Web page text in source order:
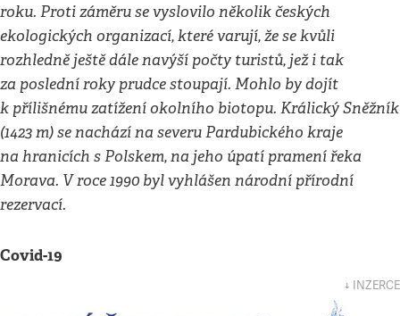
roku. Proti záměru se vyslovilo několik českých
ekologických organizací, které varují, že se kvůli
rozhledně ještě dále navýší počty turistů, jež i tak
za poslední roky prudce stoupají. Mohlo by dojít
k přílišnému zatížení okolního biotopu. Králický Sněžník
(1423 m) se nachází na severu Pardubického kraje
na hranicích s Polskem, na jeho úpatí pramení řeka
Morava. V roce 1990 byl vyhlášen národní přírodní
rezervací.
Covid-19
↓ INZERCE